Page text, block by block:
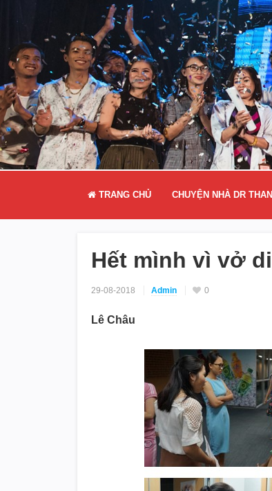
TRANG CHỦ CHUYỆN NHÀ DR
Hết mình vì vở
29-08-2018 Admin 0
Lê Châu